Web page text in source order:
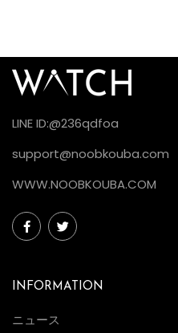
ム
の
新
地
を
底
究
LINE ID:@236qdfoa
support@noobkouba.com
WWW.NOOBKOUBA.COM
INFORMATION
ニュース